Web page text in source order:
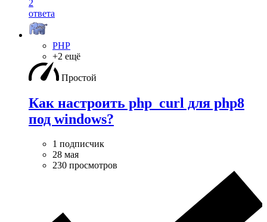
2
ответа
PHP
+2 ещё
Простой
Как настроить php_curl для php8
под windows?
1 подписчик
28 мая
230 просмотров